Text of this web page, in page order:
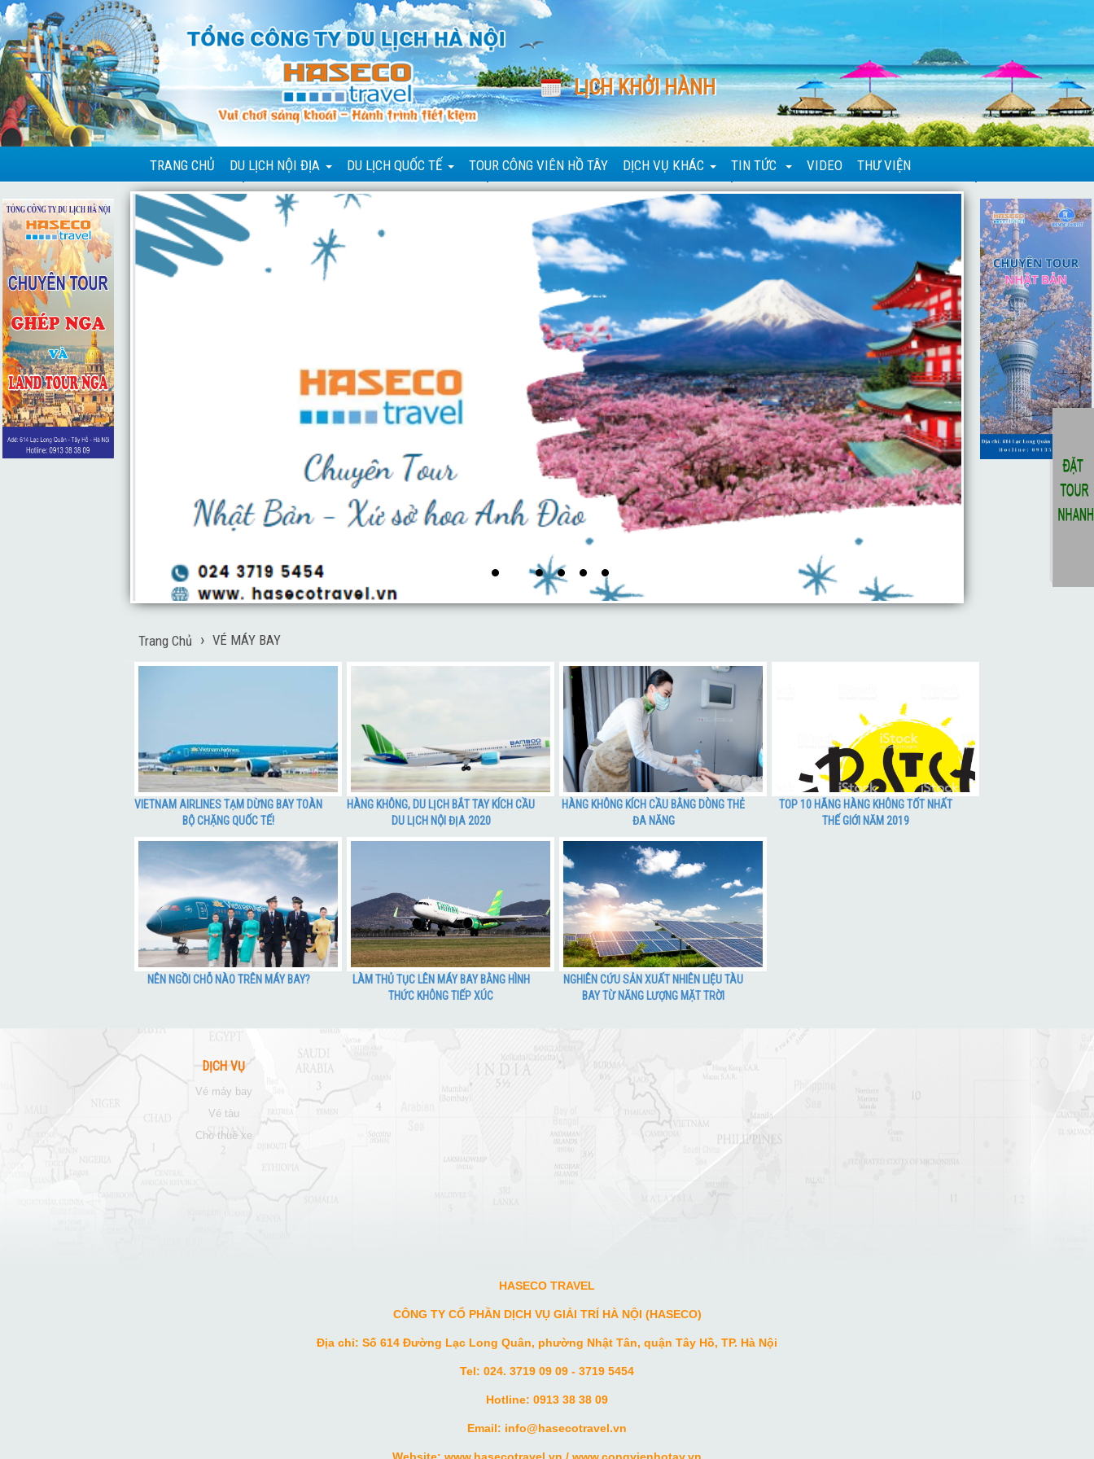
LỊCH KHỞI HÀNH
TRANG CHỦ DU LỊCH NỘI ĐỊA DU LỊCH QUỐC TẾ TOUR CÔNG VIÊN HỒ TÂY DỊCH VỤ KHÁC TIN TỨC VIDEO THƯ VIỆN
Trang Chủ VÉ MÁY BAY
VIETNAM AIRLINES TẠM DỪNG BAY TOÀN
BỘ CHẶNG QUỐC TẾ!
HÀNG KHÔNG, DU LỊCH BẮT TAY KÍCH CẦU
DU LỊCH NỘI ĐỊA 2020
HÀNG KHÔNG KÍCH CẦU BẰNG DÒNG THẺ
ĐA NĂNG
TOP 10 HÃNG HÀNG KHÔNG TỐT NHẤT
THẾ GIỚI NĂM 2019
NÊN NGỒI CHỖ NÀO TRÊN MÁY BAY?
LÀM THỦ TỤC LÊN MÁY BAY BẰNG HÌNH
THỨC KHÔNG TIẾP XÚC
NGHIÊN CỨU SẢN XUẤT NHIÊN LIỆU TÀU
BAY TỪ NĂNG LƯỢNG MẶT TRỜI
DỊCH VỤ
vé máy bay
vé tàu
cho thuê xe
HASECO TRAVEL
CÔNG TY CỔ PHẦN DỊCH VỤ GIẢI TRÍ HÀ NỘI (HASECO)
Địa chỉ: Số 614 Đường Lạc Long Quân, phường Nhật Tân, quận Tây Hồ, TP. Hà Nội
Tel: 024. 3719 09 09 - 3719 5454
Hotline: 0913 38 38 09
Email: info@hasecotravel.vn